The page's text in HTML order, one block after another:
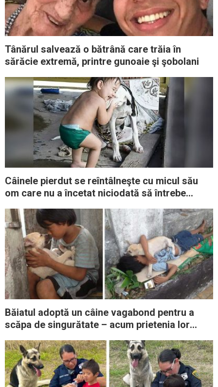
Tânărul salvează o bătrână care trăia în
sărăcie extremă, printre gunoaie şi şobolani
Câinele pierdut se reîntâlneşte cu micul său
om care nu a încetat niciodată să întrebe
Băiatul adoptă un câine vagabond pentru a
scăpa de singurătate – acum prietenia lor